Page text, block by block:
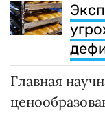
Главная